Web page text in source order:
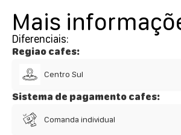
Mais
Diferenciais:
Regiao cafes:
Centro Sul
Sistema de pagamento cafes:
Comanda individual